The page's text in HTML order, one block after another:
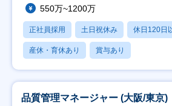
550万~1200万
正社員採用 土日祝休み 休日120日
産休・育休あり 賞与あり
品質管理マネージャー (大阪/東京)